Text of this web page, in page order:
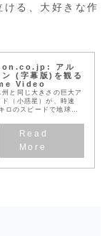
る、大好きな作
アル
ン (字幕版)を観る
Video
州と同じ大きさの巨大ア
ド（小惑星）が、時速
ロのスピードで地球に
ひとつ。小惑星の地下深
発を起こし...